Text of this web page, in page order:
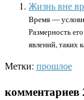
Жизнь вне
Время —
Размерность
явлений, таких
Метки: прошлое
комментариев